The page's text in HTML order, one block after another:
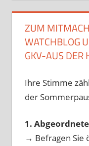
ZUM
WATCHBLOG
GKV-AUS DER
Ihre Stimme
der
1.
→ Befragen Sie